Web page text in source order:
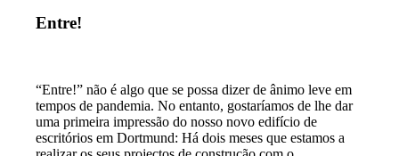
Entre!
“Entre!” não é algo que se possa dizer de ânimo leve em
tempos de pandemia. No entanto, gostaríamos de lhe dar
uma primeira impressão do nosso novo edifício de
escritórios em Dortmund: Há dois meses que estamos a